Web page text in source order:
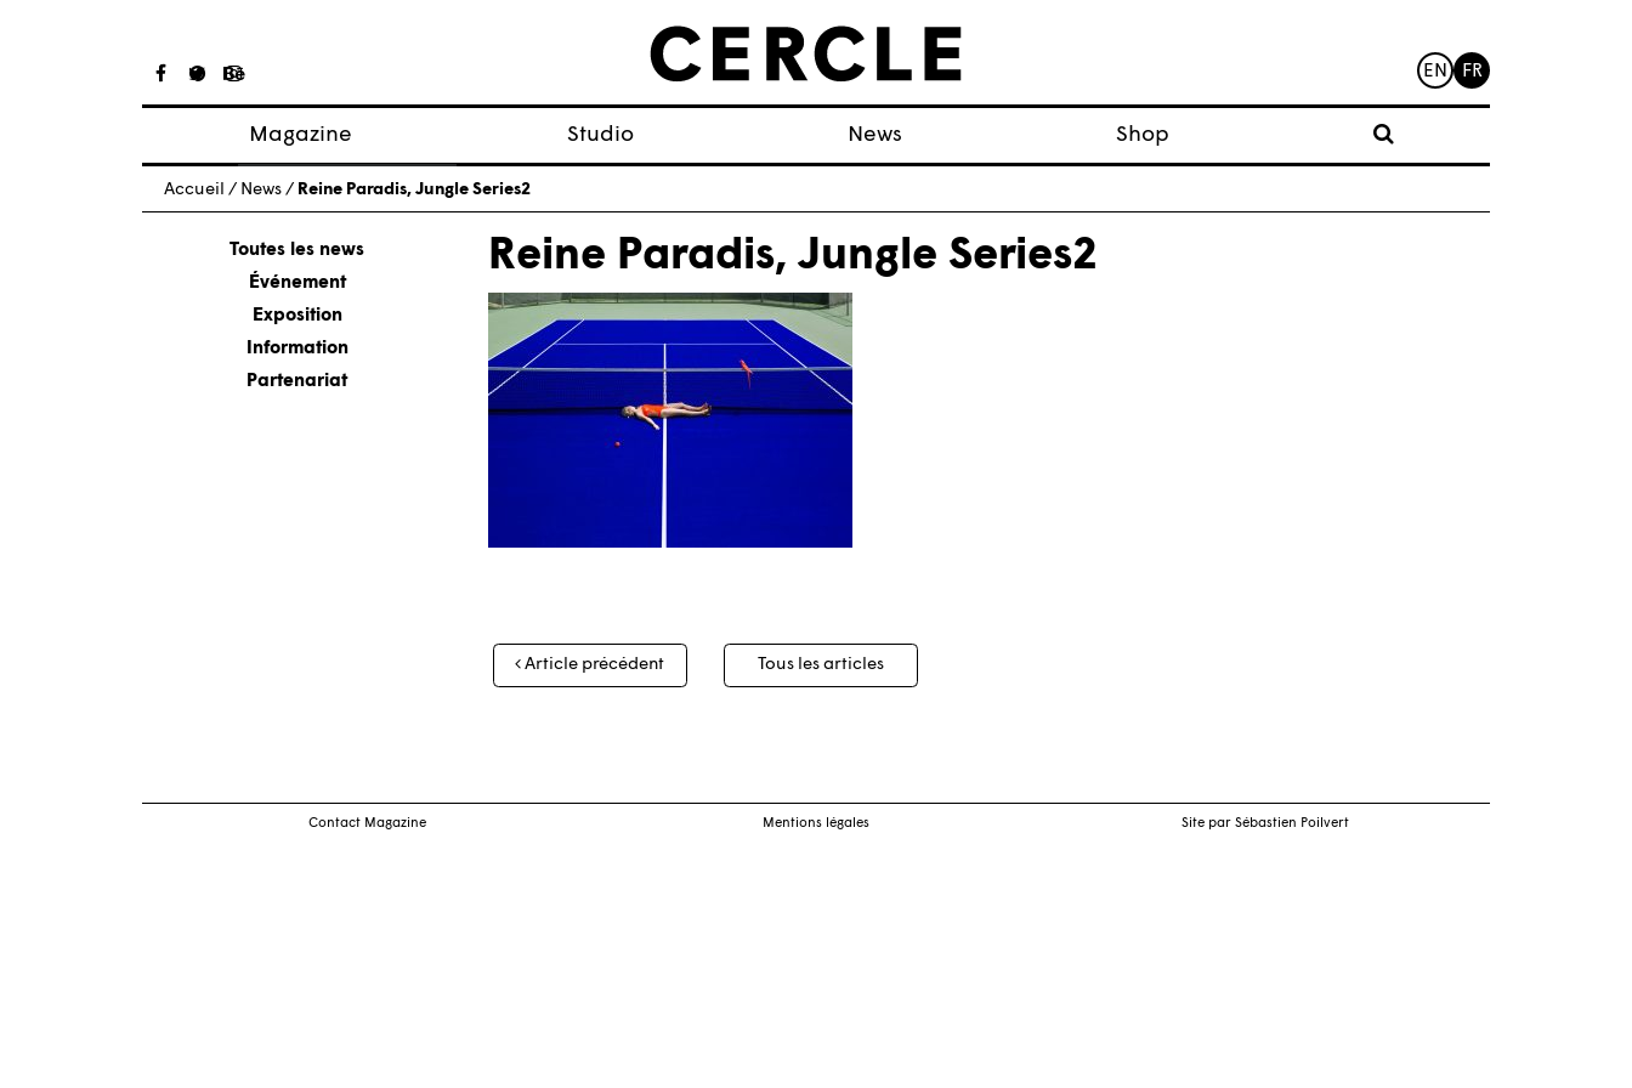
EN FR
Magazine
Articles
À propos
Numéros
Studio News Shop
Accueil / News / Reine Paradis, Jungle Series2
Toutes les news
Événement
Exposition
Information
Partenariat
Reine Paradis, Jungle Series2
Navigation
des
Article précédent Tous les articles
Contact Magazine Mentions légales Site par Sébastien Poilvert